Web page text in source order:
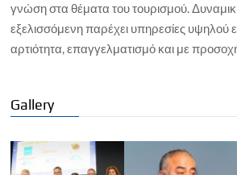
γνώση στα θέματα του τουρισμού.
εξελισσόμενη παρέχει υπηρεσίες υψηλού
αρτιότητα, επαγγελματισμό και με
Gallery